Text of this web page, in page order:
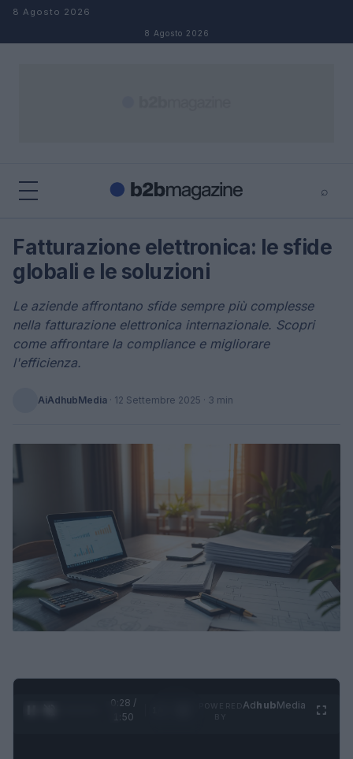
Salta al contenuto
8 Agosto 2026
8 Agosto 2026
⌕
Cerca ⌕ ×
Fatturazione elettronica: le sfide
globali e le soluzioni
Le aziende affrontano sfide sempre più complesse
nella fatturazione elettronica internazionale. Scopri
come affrontare la compliance e migliorare
l'efficienza.
AiAdhubMedia · 12 Settembre 2025 · 3 min
0:29 /
1:50
AdhubMedia